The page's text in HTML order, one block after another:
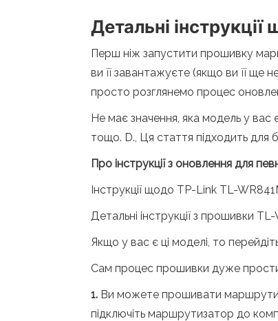
Детальні
Перш ніж запустити прошивку
ви її завантажуєте (якщо ви її ще
просто розглянемо процес
Не має значення, яка модель у
тощо. D., Ця стаття підходить для
Про інструкції з оновлення для
Інструкції щодо TP-Link TL-
Детальні інструкції з прошивки
Якщо у вас є ці моделі, то
Сам процес прошивки дуже
1. Ви можете прошивати
підключіть маршрутизатор до